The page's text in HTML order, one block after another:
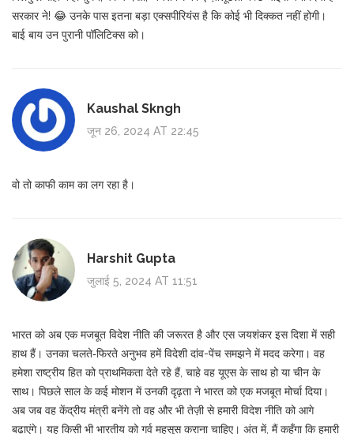
सरकार ने! 😂 उनके पास इतना बड़ा एक्सपीरियंस है कि कोई भी दिक्कत नहीं होगी।
बाई बाय उन पुरानी पॉलिटिक्स को।
Kaushal Skngh
जून 26, 2024 AT 22:45
वो तो काफी काम का लग रहा है।
Harshit Gupta
जुलाई 5, 2024 AT 11:51
भारत को अब एक मजबूत विदेश नीति की जरूरत है और एस जयशंकर इस दिशा में सही
हाथ हैं। उनका चलते‑फिरते अनुभव हमें विदेशी दांव-पेंच समझने में मदद करेगा। वह
हमेशा राष्ट्रीय हित को प्राथमिकता देते रहे हैं, चाहे वह यूएस के साथ हो या चीन के
साथ। पिछले साल के कई मोशन में उनकी दृढ़ता ने भारत को एक मजबूत मोर्चा दिया।
अब जब वह केंद्रीय मंत्री बनेंगे तो वह और भी तेज़ी से हमारी विदेश नीति को आगे
बढ़ाएंगे। यह किसी भी भारतीय को गर्व महसूस कराना चाहिए। अंत में, मैं कहूँगा कि हमारी